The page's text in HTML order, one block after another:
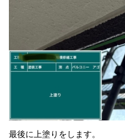
最後に上塗りをします。